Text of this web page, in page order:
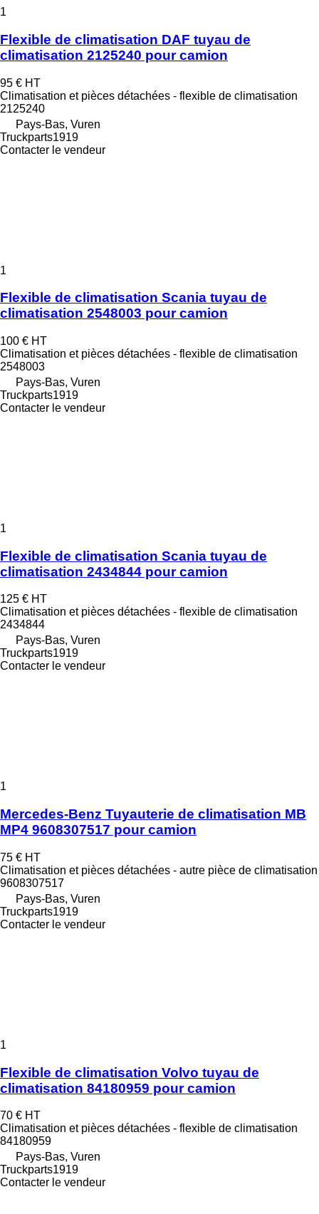
1
Flexible de climatisation DAF tuyau de
climatisation 2125240 pour camion
95 € HT
Climatisation et pièces détachées - flexible de climatisation
2125240
Pays-Bas, Vuren
Truckparts1919
Contacter le vendeur
1
Flexible de climatisation Scania tuyau de
climatisation 2548003 pour camion
100 € HT
Climatisation et pièces détachées - flexible de climatisation
2548003
Pays-Bas, Vuren
Truckparts1919
Contacter le vendeur
1
Flexible de climatisation Scania tuyau de
climatisation 2434844 pour camion
125 € HT
Climatisation et pièces détachées - flexible de climatisation
2434844
Pays-Bas, Vuren
Truckparts1919
Contacter le vendeur
1
Mercedes-Benz Tuyauterie de climatisation MB
MP4 9608307517 pour camion
75 € HT
Climatisation et pièces détachées - autre pièce de climatisation
9608307517
Pays-Bas, Vuren
Truckparts1919
Contacter le vendeur
1
Flexible de climatisation Volvo tuyau de
climatisation 84180959 pour camion
70 € HT
Climatisation et pièces détachées - flexible de climatisation
84180959
Pays-Bas, Vuren
Truckparts1919
Contacter le vendeur